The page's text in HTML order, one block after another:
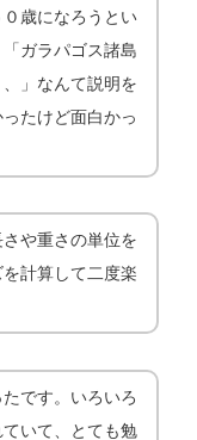
歳になろうとい
ガラパゴス諸島
」なんて説明を
たけど面白かっ
や重さの単位を
計算して二度楽
です。いろいろ
いて、とても勉